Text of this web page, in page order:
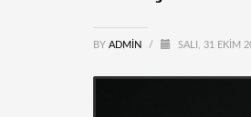
BY ADMIN / SALI, 31 EKIM